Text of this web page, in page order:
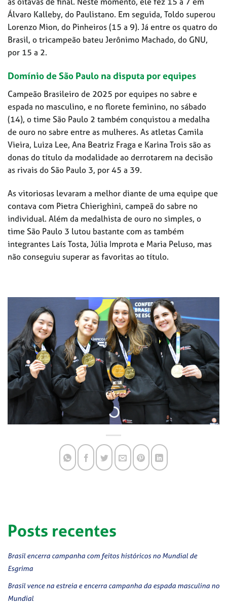
Álvaro Kalleby, do Paulistano. Em seguida, Toldo superou
Lorenzo Mion, do Pinheiros (15 a 9). Já entre os quatro do
Brasil, o tricampeão bateu Jerônimo Machado, do GNU,
por 15 a 2.
Domínio de São Paulo na disputa por equipes
Campeão Brasileiro de 2025 por equipes no sabre e
espada no masculino, e no florete feminino, no sábado
(14), o time São Paulo 2 também conquistou a medalha
de ouro no sabre entre as mulheres. As atletas Camila
Vieira, Luiza Lee, Ana Beatriz Fraga e Karina Trois são as
donas do título da modalidade ao derrotarem na decisão
as rivais do São Paulo 3, por 45 a 39.
As vitoriosas levaram a melhor diante de uma equipe que
contava com Pietra Chierighini, campeã do sabre no
individual. Além da medalhista de ouro no simples, o
time São Paulo 3 lutou bastante com as também
integrantes Laís Tosta, Júlia Improta e Maria Peluso, mas
não conseguiu superar as favoritas ao título.
Posts recentes
Brasil encerra campanha com feitos históricos no Mundial de
Esgrima
Brasil vence na estreia e encerra campanha da espada masculina no
Mundial